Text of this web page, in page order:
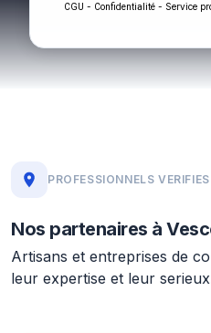
CGU - Confidentialité - Service
PROFESSIONNELS VERIFIES
Nos partenaires à
Artisans et entreprises de
leur expertise et leur